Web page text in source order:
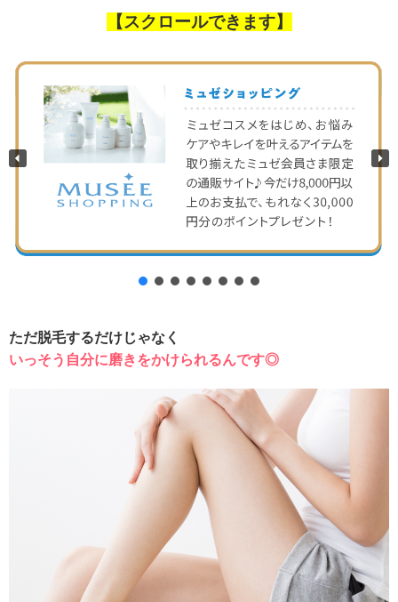
【スクロールできます】
ただ脱毛するだけじゃなく
いっそう自分に磨きをかけられるんです◎